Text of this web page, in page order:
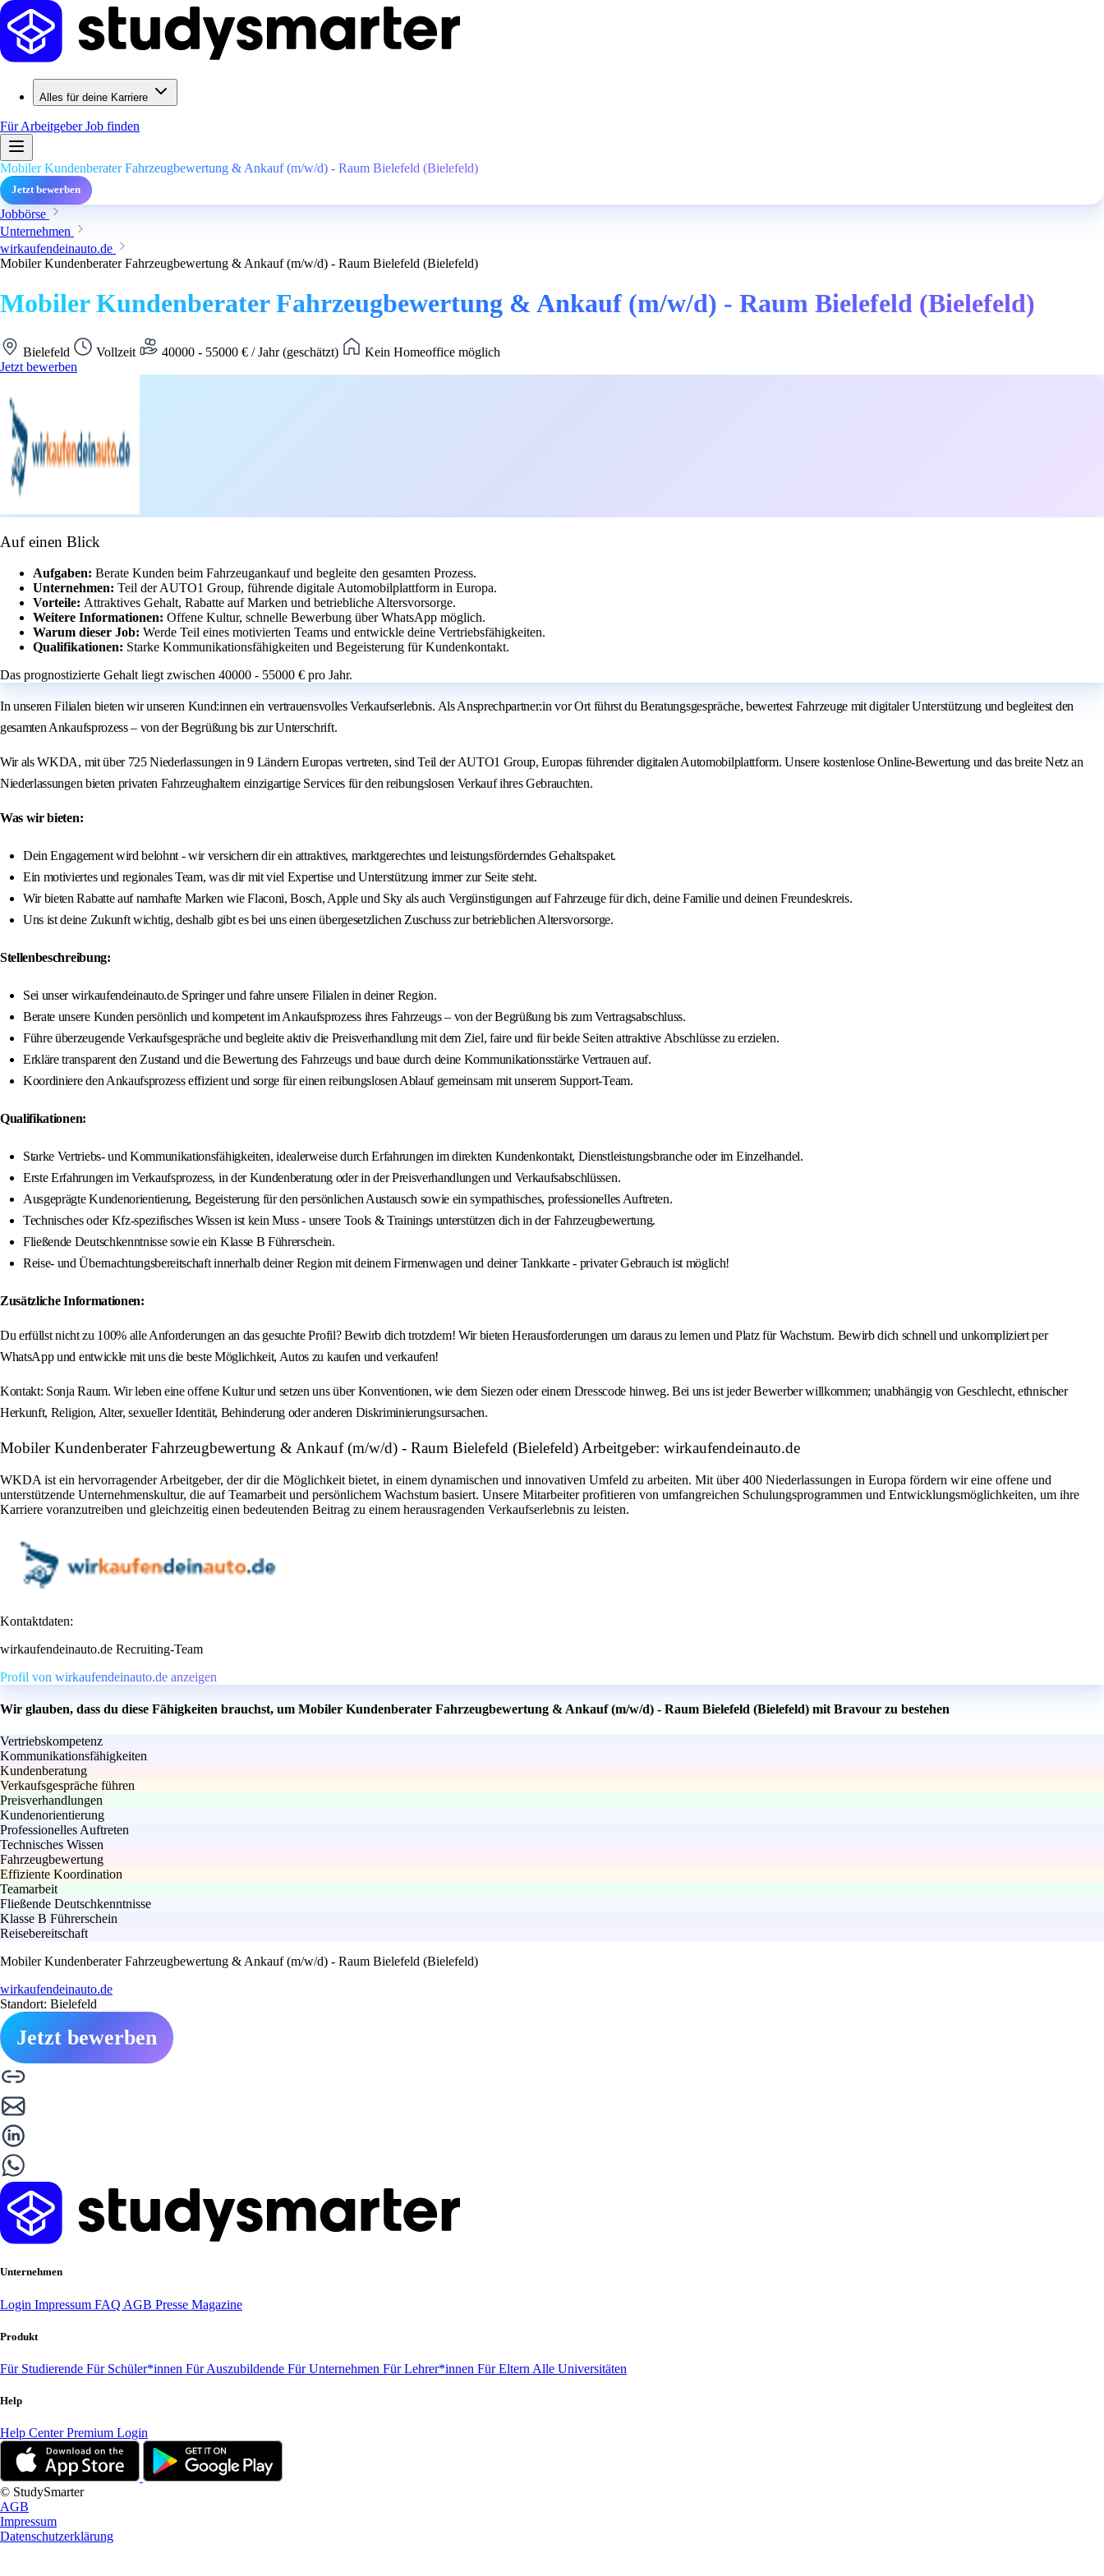
Alles für deine Karriere
Für ArbeitgeberJob finden
Mobiler Kundenberater Fahrzeugbewertung & Ankauf (m/w/d) - Raum Bielefeld (Bielefeld)
Jetzt bewerben
Jobbörse
Unternehmen
wirkaufendeinauto.de
Mobiler Kundenberater Fahrzeugbewertung & Ankauf (m/w/d) - Raum Bielefeld (Bielefeld)
Mobiler Kundenberater Fahrzeugbewertung & Ankauf (m/w/d) - Raum Bielefeld (Bielefeld)
Bielefeld Vollzeit 40000 - 55000 € / Jahr (geschätzt)
Kein Homeoffice möglich
Jetzt bewerben
Auf einen Blick
Aufgaben: Berate Kunden beim Fahrzeugankauf und begleite den gesamten Prozess.
Unternehmen: Teil der AUTO1 Group, führende digitale Automobilplattform in Europa.
Vorteile: Attraktives Gehalt, Rabatte auf Marken und betriebliche Altersvorsorge.
Weitere Informationen: Offene Kultur, schnelle Bewerbung über WhatsApp möglich.
Warum dieser Job: Werde Teil eines motivierten Teams und entwickle deine Vertriebsfähigkeiten.
Qualifikationen: Starke Kommunikationsfähigkeiten und Begeisterung für Kundenkontakt.
Das prognostizierte Gehalt liegt zwischen 40000 - 55000 € pro Jahr.
In unseren Filialen bieten wir unseren Kund:innen ein vertrauensvolles Verkaufserlebnis. Als Ansprechpartner:in vor Ort führst du Beratungsgespräche, bewertest Fahrzeuge mit digitaler Unterstützung und begleitest den
gesamten Ankaufsprozess – von der Begrüßung bis zur Unterschrift.
Wir als WKDA, mit über 725 Niederlassungen in 9 Ländern Europas vertreten, sind Teil der AUTO1 Group, Europas führender digitalen Automobilplattform. Unsere kostenlose Online-Bewertung und das breite Netz an
Niederlassungen bieten privaten Fahrzeughaltern einzigartige Services für den reibungslosen Verkauf ihres Gebrauchten.
Was wir bieten:
Dein Engagement wird belohnt - wir versichern dir ein attraktives, marktgerechtes und leistungsförderndes Gehaltspaket.
Ein motiviertes und regionales Team, was dir mit viel Expertise und Unterstützung immer zur Seite steht.
Wir bieten Rabatte auf namhafte Marken wie Flaconi, Bosch, Apple und Sky als auch Vergünstigungen auf Fahrzeuge für dich, deine Familie und deinen Freundeskreis.
Uns ist deine Zukunft wichtig, deshalb gibt es bei uns einen übergesetzlichen Zuschuss zur betrieblichen Altersvorsorge.
Stellenbeschreibung:
Sei unser wirkaufendeinauto.de Springer und fahre unsere Filialen in deiner Region.
Berate unsere Kunden persönlich und kompetent im Ankaufsprozess ihres Fahrzeugs – von der Begrüßung bis zum Vertragsabschluss.
Führe überzeugende Verkaufsgespräche und begleite aktiv die Preisverhandlung mit dem Ziel, faire und für beide Seiten attraktive Abschlüsse zu erzielen.
Erkläre transparent den Zustand und die Bewertung des Fahrzeugs und baue durch deine Kommunikationsstärke Vertrauen auf.
Koordiniere den Ankaufsprozess effizient und sorge für einen reibungslosen Ablauf gemeinsam mit unserem Support-Team.
Qualifikationen:
Starke Vertriebs- und Kommunikationsfähigkeiten, idealerweise durch Erfahrungen im direkten Kundenkontakt, Dienstleistungsbranche oder im Einzelhandel.
Erste Erfahrungen im Verkaufsprozess, in der Kundenberatung oder in der Preisverhandlungen und Verkaufsabschlüssen.
Ausgeprägte Kundenorientierung, Begeisterung für den persönlichen Austausch sowie ein sympathisches, professionelles Auftreten.
Technisches oder Kfz-spezifisches Wissen ist kein Muss - unsere Tools & Trainings unterstützen dich in der Fahrzeugbewertung.
Fließende Deutschkenntnisse sowie ein Klasse B Führerschein.
Reise- und Übernachtungsbereitschaft innerhalb deiner Region mit deinem Firmenwagen und deiner Tankkarte - privater Gebrauch ist möglich!
Zusätzliche Informationen:
Du erfüllst nicht zu 100% alle Anforderungen an das gesuchte Profil? Bewirb dich trotzdem! Wir bieten Herausforderungen um daraus zu lernen und Platz für Wachstum. Bewirb dich schnell und unkompliziert per
WhatsApp und entwickle mit uns die beste Möglichkeit, Autos zu kaufen und verkaufen!
Kontakt: Sonja Raum. Wir leben eine offene Kultur und setzen uns über Konventionen, wie dem Siezen oder einem Dresscode hinweg. Bei uns ist jeder Bewerber willkommen; unabhängig von Geschlecht, ethnischer
Herkunft, Religion, Alter, sexueller Identität, Behinderung oder anderen Diskriminierungsursachen.
Mobiler Kundenberater Fahrzeugbewertung & Ankauf (m/w/d) - Raum Bielefeld (Bielefeld) Arbeitgeber: wirkaufendeinauto.de
WKDA ist ein hervorragender Arbeitgeber, der dir die Möglichkeit bietet, in einem dynamischen und innovativen Umfeld zu arbeiten. Mit über 400 Niederlassungen in Europa fördern wir eine offene und
unterstützende Unternehmenskultur, die auf Teamarbeit und persönlichem Wachstum basiert. Unsere Mitarbeiter profitieren von umfangreichen Schulungsprogrammen und Entwicklungsmöglichkeiten, um ihre
Karriere voranzutreiben und gleichzeitig einen bedeutenden Beitrag zu einem herausragenden Verkaufserlebnis zu leisten.
Kontaktdaten:
wirkaufendeinauto.de Recruiting-Team
Profil von wirkaufendeinauto.de anzeigen
Wir glauben, dass du diese Fähigkeiten brauchst, um Mobiler Kundenberater Fahrzeugbewertung & Ankauf (m/w/d) - Raum Bielefeld (Bielefeld) mit Bravour zu bestehen
Vertriebskompetenz
Kommunikationsfähigkeiten
Kundenberatung
Verkaufsgespräche führen
Preisverhandlungen
Kundenorientierung
Professionelles Auftreten
Technisches Wissen
Fahrzeugbewertung
Effiziente Koordination
Teamarbeit
Fließende Deutschkenntnisse
Klasse B Führerschein
Reisebereitschaft
Mobiler Kundenberater Fahrzeugbewertung & Ankauf (m/w/d) - Raum Bielefeld (Bielefeld)
wirkaufendeinauto.de
Standort: Bielefeld
Jetzt bewerben
Unternehmen
Login Impressum FAQ AGB Presse Magazine
Produkt
Für Studierende Für Schüler*innen Für Auszubildende Für Unternehmen Für Lehrer*innen Für Eltern Alle Universitäten
Help
Help CenterPremium Login
© StudySmarter
AGB
Impressum
Datenschutzerklärung